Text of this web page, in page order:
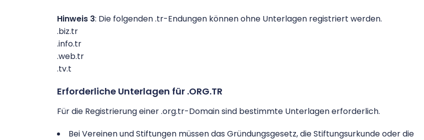
Hinweis 3: Die folgenden .tr-Endungen können ohne Unterlagen registriert werden.
.biz.tr
.info.tr
.web.tr
.tv.t
Erforderliche Unterlagen für .ORG.TR
Für die Registrierung einer .org.tr-Domain sind bestimmte Unterlagen erforderlich.
Bei Vereinen und Stiftungen müssen das Gründungsgesetz, die Stiftungsurkunde oder die